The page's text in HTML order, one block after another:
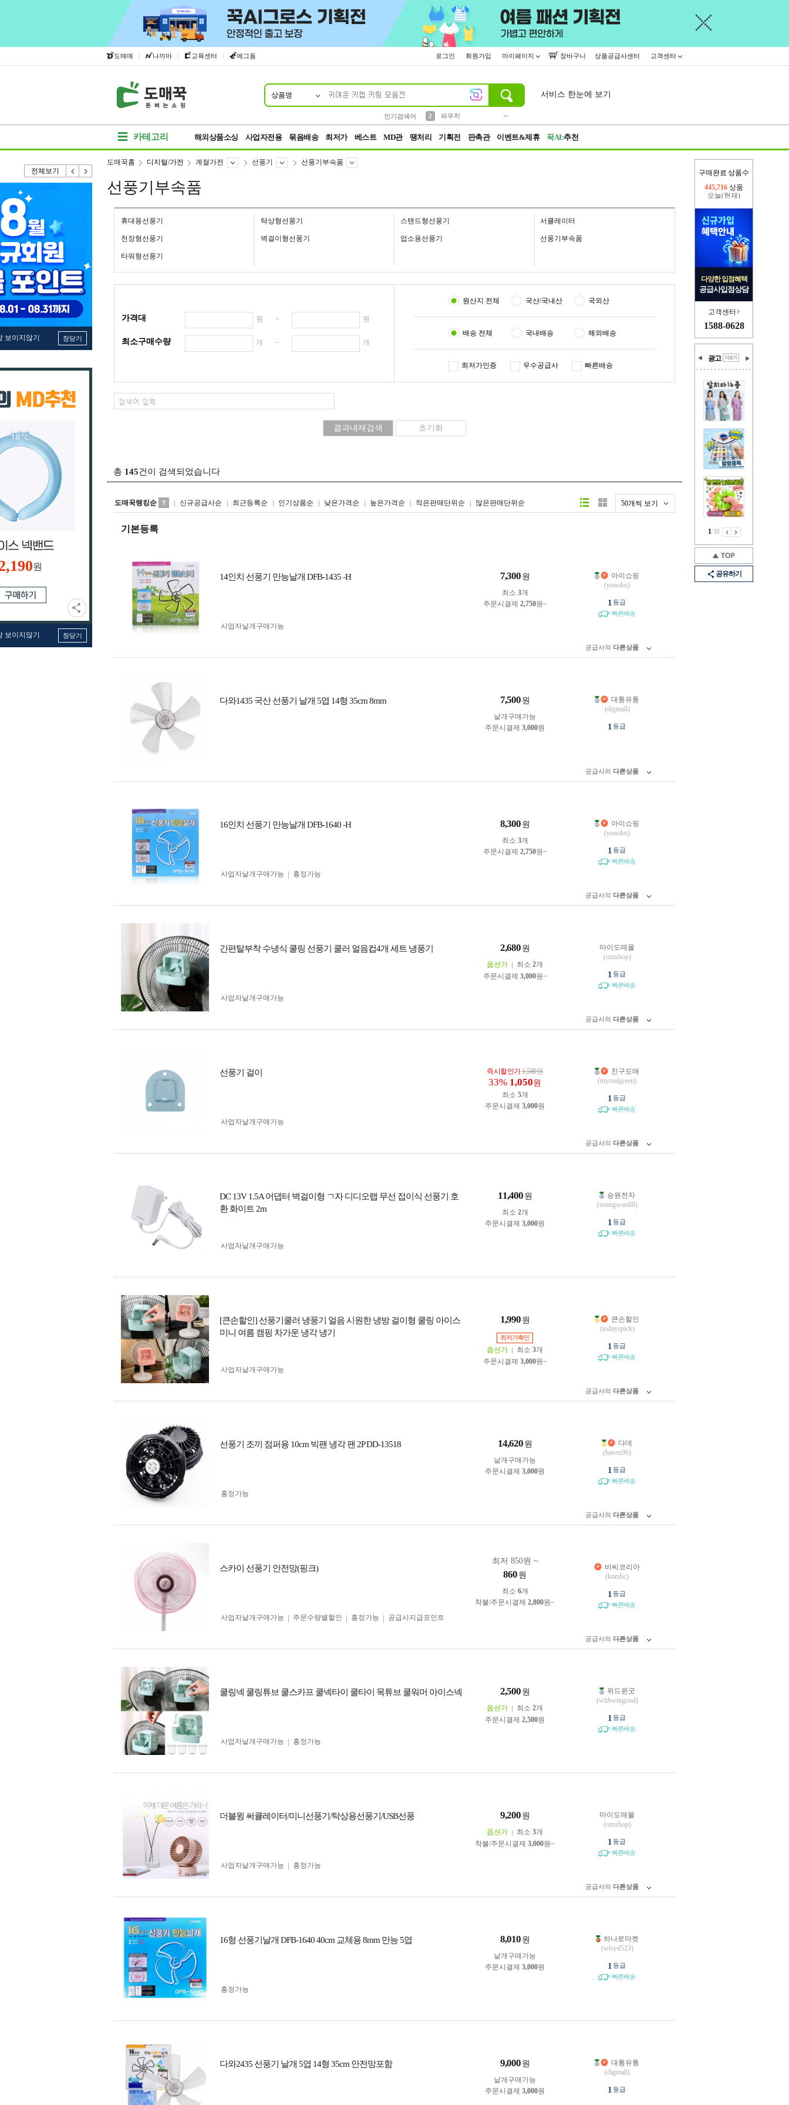
도매매 | 나까마 | 교육센터 | 에그돔 로그인 회원가입 마이페이지 장바구니 상품공급사센터 고객센터
상품명
인기검색어
2
파우치
서비스 한눈에 보기
카테고리 해외상품소싱 사업자전용 묶음배송 최저가 베스트 MD관 땡처리 기획전 판촉관 이벤트&제휴 꾹AI:추천
전체보기
보이지않기 창닫기
원
보이지않기 창닫기
구매완료 상품수
오늘(현재)
229,657상품
다양한 입점혜택
공급사입점상담
고객센터
1588-0628
광고
1/10
공유하기
도매꾹홈 디지털/가전 계절가전 선풍기 선풍기부속품
선풍기부속품
휴대용선풍기 탁상형선풍기 스탠드형선풍기 서큘레이터
천장형선풍기 벽걸이형선풍기 업소용선풍기 선풍기부속품
타워형선풍기
가격대 원 ~ 원
최소구매수량 개 ~ 개
원산지 전체 국산/국내산 국외산
배송 전체 국내배송 해외배송
최저가인증 우수공급사 빠른배송
총 145건이 검색되었습니다
도매꾹랭킹순 신규공급사순 최근등록순 인기상품순 낮은가격순 높은가격순 적은판매단위순 많은판매단위순 50개씩 보기
리스트형갤러리형
기본등록
14인치 선풍기 만능날개 DFB-1435 -H 7,300 원
최소 3개
주문시결제 2,750원~
사업자 낱개구매가능
아이쇼핑
(younku)
1 등급
빠른배송
공급사의 다른상품
다와1435 국산 선풍기 날개 5엽 14형 35cm 8mm 7,500 원
낱개구매가능
주문시결제 3,000원
대통유통
(digmall)
1 등급
공급사의 다른상품
16인치 선풍기 만능날개 DFB-1640 -H 8,300 원
최소 3개
주문시결제 2,750원~
사업자 낱개구매가능 흥정가능
아이쇼핑
(younku)
1 등급
빠른배송
공급사의 다른상품
간편탈부착 수냉식 쿨링 선풍기 쿨러 얼음컵4개 세트 냉풍기 2,680 원
옵션가 최소 2개
주문시결제 3,000원~
사업자 낱개구매가능
마이도매몰
(ozzshop)
1 등급
빠른배송
공급사의 다른상품
선풍기 걸이 즉시할인가1,580원
33% 1,050원
최소 5개
주문시결제 3,000원
사업자 낱개구매가능
친구도매
(myrealgreen)
1 등급
빠른배송
공급사의 다른상품
DC 13V 1.5A 어댑터 벽걸이형 ㄱ자 디디오랩 무선 접이식 선풍기 호
환 화이트 2m
11,400 원
최소 2개
주문시결제 3,000원
사업자 낱개구매가능
승원전자
(seungwon88)
1 등급
빠른배송
[큰손할인] 선풍기쿨러 냉풍기 얼음 시원한 냉방 걸이형 쿨링 아이스
미니 여름 캠핑 차가운 냉각 냉기
1,990 원
최저가확인
옵션가 최소 3개
주문시결제 3,000원~
사업자 낱개구매가능
큰손할인
(todayspick)
1 등급
빠른배송
공급사의 다른상품
선풍기 조끼 점퍼용 10cm 빅팬 냉각 팬 2P DD-13518 14,620 원
낱개구매가능
주문시결제 3,000원
흥정가능
다데
(haven96)
1 등급
빠른배송
공급사의 다른상품
스카이 선풍기 안전망(핑크)
최저 850원 ~
860 원
최소 6개
착불/주문시결제 2,800원~
사업자 낱개구매가능
주문수량별할인 흥정가능 공급사지급포인트
비씨코리아
(knmbc)
1 등급
빠른배송
공급사의 다른상품
쿨링넥 쿨링튜브 쿨스카프 쿨넥타이 쿨타이 목튜브 쿨워머 아이스넥 2,500 원
옵션가 최소 2개
주문시결제 2,500원
사업자 낱개구매가능 흥정가능
위드윈굿
(withwingood)
1 등급
빠른배송
더블윙 써큘레이터/미니선풍기/탁상용선풍기/USB선풍 9,200 원
옵션가 최소 3개
착불/주문시결제 3,000원~
사업자 낱개구매가능 흥정가능
마이도매몰
(ozzshop)
1 등급
빠른배송
공급사의 다른상품
16형 선풍기날개 DFB-1640 40cm 교체용 8mm 만능 5엽 8,010 원
낱개구매가능
주문시결제 3,000원
흥정가능
하나로마켓
(wlsyd523)
1 등급
빠른배송
다와2435 선풍기 날개 5엽 14형 35cm 안전망포함 9,000 원
낱개구매가능
주문시결제 3,000원
대통유통
(digmall)
1 등급